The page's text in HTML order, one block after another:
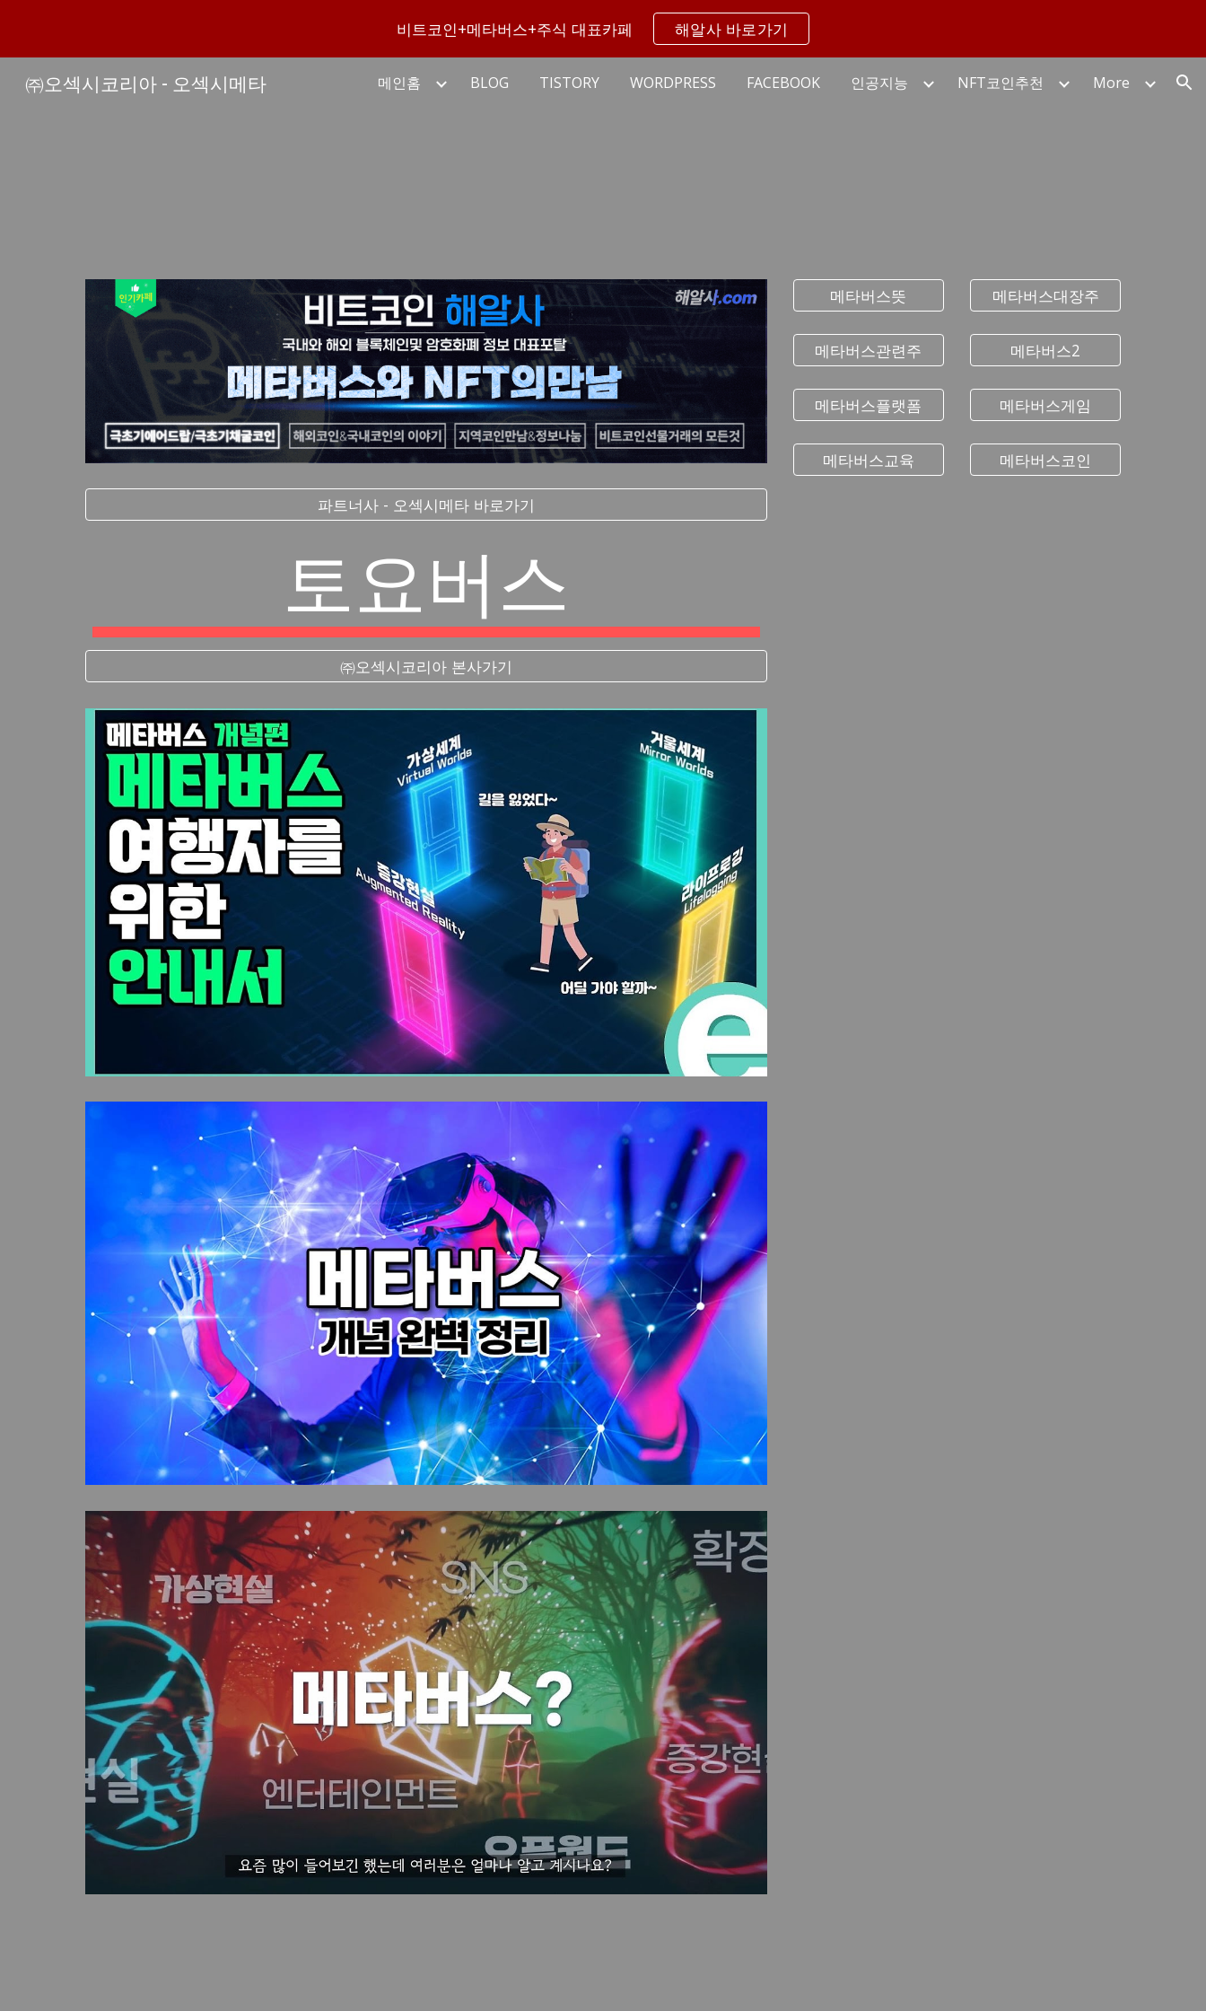
Skip to main content Skip to navigation
비트코인+메타버스+주식 대표카페 해알사 바로가기
㈜오섹시코리아 - 오섹시메타 메인홈 BLOG TISTORY WORDPRESS FACEBOOK 인공지능 NFT코인추천 More
파트너사 - 오섹시메타 바로가기
토요버스
㈜오섹시코리아 본사가기
메타버스뜻
메타버스관련주
메타버스플랫폼
메타버스교육
메타버스대장주
메타버스2
메타버스게임
메타버스코인